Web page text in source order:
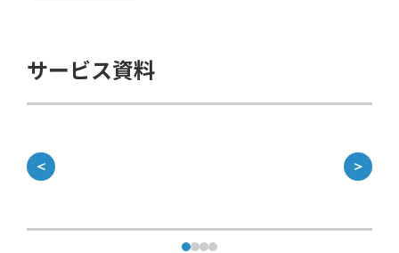
サービス資料
＜ ＞